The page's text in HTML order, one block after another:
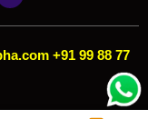
+91 99 88 77